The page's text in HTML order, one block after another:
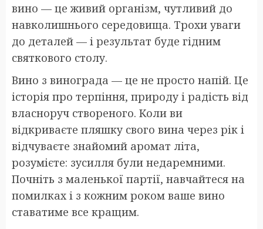
вино — це живий організм, чутливий до
навколишнього середовища. Трохи уваги
до деталей — і результат буде гідним
святкового столу.
Вино з винограда — це не просто напій. Це
історія про терпіння, природу і радість від
власноруч створеного. Коли ви
відкриваєте пляшку свого вина через рік і
відчуваєте знайомий аромат літа,
розумієте: зусилля були недаремними.
Почніть з маленької партії, навчайтеся на
помилках і з кожним роком ваше вино
ставатиме все кращим.